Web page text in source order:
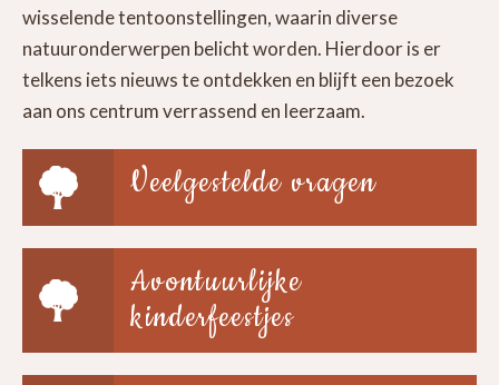
wisselende tentoonstellingen, waarin diverse
natuuronderwerpen belicht worden. Hierdoor is er
telkens iets nieuws te ontdekken en blijft een bezoek
aan ons centrum verrassend en leerzaam.
Veelgestelde vragen
Avontuurlijke
kinderfeestjes